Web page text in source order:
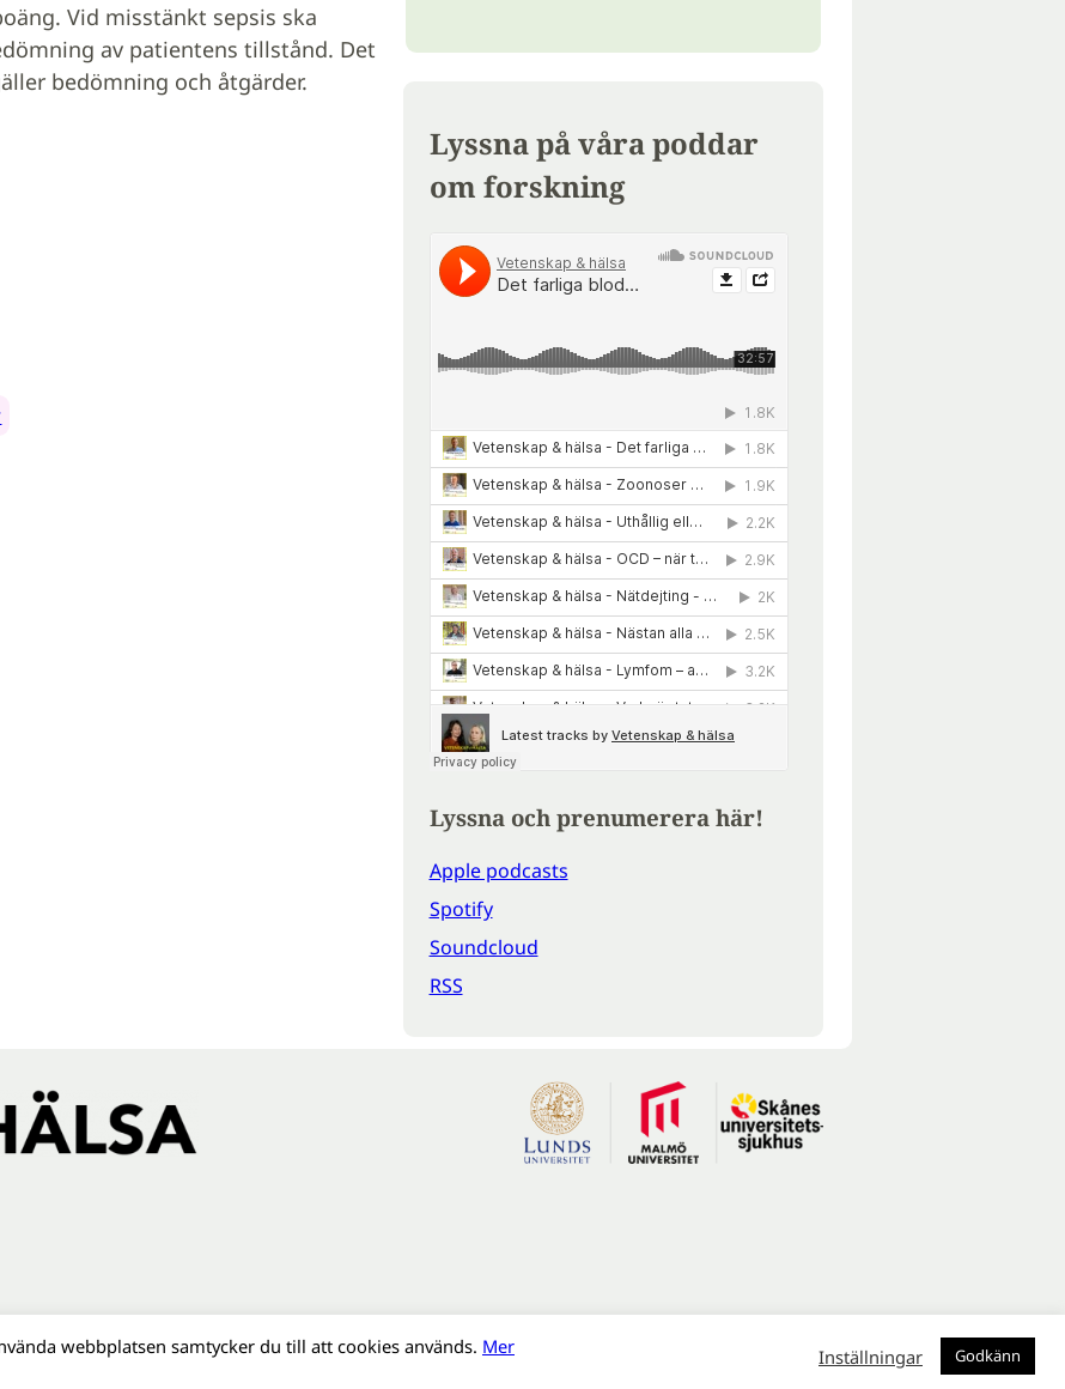
Vid misstänkt sepsis ska
av patientens tillstånd. Det
bedömning och åtgärder.
Lyssna på våra poddar
om forskning
Lyssna och prenumerera här!
Apple podcasts
Spotify
Soundcloud
RSS
webbplatsen samtycker du till att cookies används. Mer
Inställningar Godkänn